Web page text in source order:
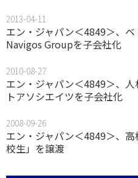
2013-04-11
エン・ジャパン＜4849＞、
Navigos Groupを子会社化
2010-08-27
エン・ジャパン＜4849＞、
トアソシエイツを子会社化
2008-09-26
エン・ジャパン＜4849＞、
校生」を譲渡